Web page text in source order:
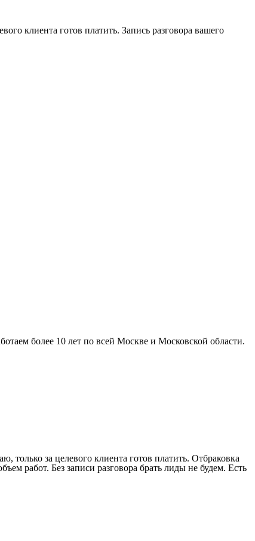
клиента готов платить. Запись разговора вашего
более 10 лет по всей Москве и Московской области.
только за целевого клиента готов платить. Отбраковка
работ. Без записи разговора брать лиды не будем. Есть